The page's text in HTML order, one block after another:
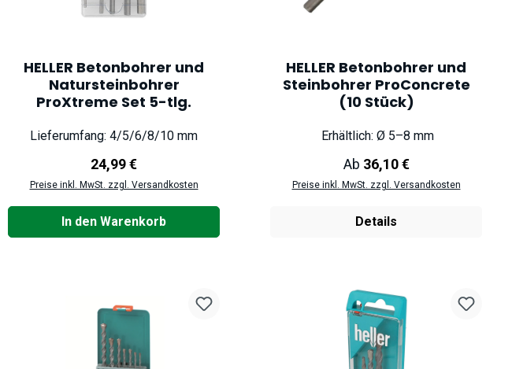
HELLER Betonbohrer und
Natursteinbohrer
ProXtreme Set 5-tlg.
Lieferumfang: 4/5/6/8/10 mm
Regulärer Preis:
24,99 €
Preise inkl. MwSt. zzgl. Versandkosten
In den Warenkorb
HELLER Betonbohrer und
Steinbohrer ProConcrete
(10 Stück)
Erhältlich: Ø 5–8 mm
Regulärer Preis:
Ab 36,10 €
Preise inkl. MwSt. zzgl. Versandkosten
Details